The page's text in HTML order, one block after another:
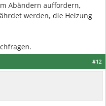
Abändern auffordern,
werden, die Heizung
#12